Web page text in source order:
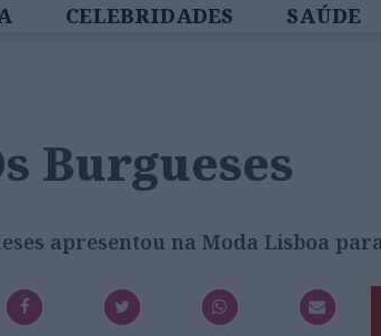
CELEBRIDADES SAÚDE
Burgueses
apresentou na Moda Lisboa